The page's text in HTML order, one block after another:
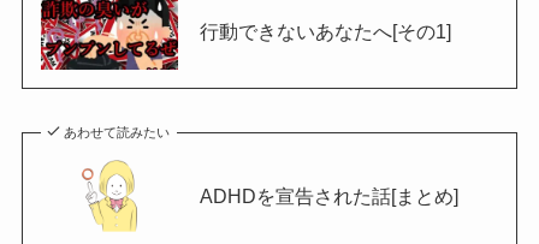
行動できないあなたへ[その1]
あわせて読みたい
ADHDを宣告された話[まとめ]